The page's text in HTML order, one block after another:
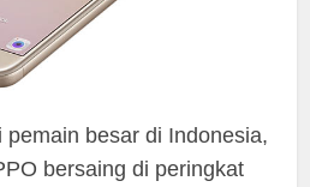
besar di Indonesia,
bersaing di peringkat